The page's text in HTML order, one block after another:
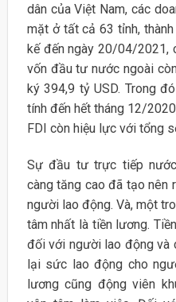
dân của Việt Nam, các
mặt ở tất cả 63 tỉnh,
kế đến ngày 20/04/2021,
vốn đầu tư nước ngoài
ký 394,9 tỷ USD. Trong
tính đến hết tháng 12/
FDI còn hiệu lực với tổng
Sự đầu tư trực tiếp
càng tăng cao đã tạo nên
người lao động. Và, một
tâm nhất là tiền lương.
đối với người lao động và
lại sức lao động cho
lương cũng động viên